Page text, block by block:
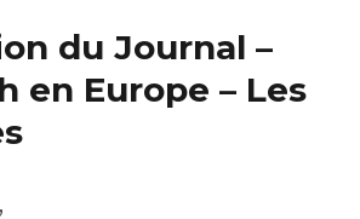
du Journal –
en Europe – Les